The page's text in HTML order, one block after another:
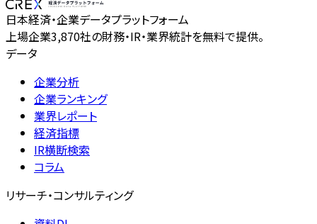
日本経済・企業データプラットフォーム
上場企業3,870社の財務・IR・業界統計を無料で提供。
データ
企業分析
企業ランキング
業界レポート
経済指標
IR横断検索
コラム
リサーチ・コンサルティング